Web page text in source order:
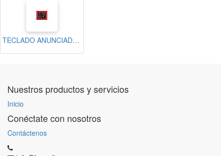
TECLADO ANUNCIADOR PARA PANELES IFP-1000 COLOR ROJO
Nuestros productos y servicios
Inicio
Conéctate con nosotros
Contáctenos